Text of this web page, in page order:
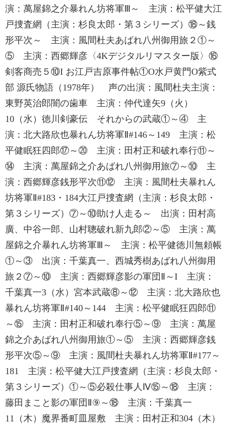
演：萬屋錦之介暴れん坊将軍Ⅲ～ 主演：松平健大江
戸捜査網（主演：杉良太郎・第３シリーズ）⑱～銭
形平次～ 主演：風間杜夫あばれ八州御用旅２①～
⑤ 主演：西郷輝彦〈4Kデジタルリマスター版〉⑯
剣客商売５⑩I お江戸吉原事件帖①O水戸黄門O紫式
部 源氏物語（1978年） 声の出演：風間杜夫主演：
東野英治郎闇の歯車 主演：仲代達矢9（火）
10（水）徳川剣豪伝 それからの武蔵①～④ 主
演：北大路欣也暴れん坊将軍Ⅱ#146～149 主演：松
平健眠狂四郎⑰～⑳ 主演：田村正和破れ奉行⑪～
⑭ 主演：萬屋錦之介あばれ八州御用旅⑦～⑩ 主
演：西郷輝彦銭形平次⑪⑫ 主演：風間杜夫暴れん
坊将軍Ⅱ#183・184大江戸捜査網（主演：杉良太郎・
第３シリーズ）⑦～⑩助け人走る～ 出演：田村高
廣、中谷一郎、山村聰破れ新九郎②～⑤ 主演：萬
屋錦之介暴れん坊将軍Ⅲ～ 主演：松平健徳川無頼帳
①～③ 出演：千葉真一、西城秀樹あばれ八州御用
旅２⑦～⑩ 主演：西郷輝彦影の軍団Ⅱ～I 主演：
千葉真一3（水）宮本武蔵⑧～⑫ 主演：北大路欣也
暴れん坊将軍Ⅱ#140～144 主演：松平健眠狂四郎⑪
～⑮ 主演：田村正和破れ奉行⑤～⑨ 主演：萬屋
錦之介あばれ八州御用旅①～⑤ 主演：西郷輝彦銭
形平次⑤～⑨ 主演：風間杜夫暴れん坊将軍Ⅱ#177～
181 主演：松平健大江戸捜査網（主演：杉良太郎・
第３シリーズ）①～⑤必殺仕事人Ⅳ⑮～⑱ 主演：
藤田まこと影の軍団Ⅱ⑨～⑱ 主演：千葉真一
11（木）魔界番町皿屋敷 主演：田村正和304（木）